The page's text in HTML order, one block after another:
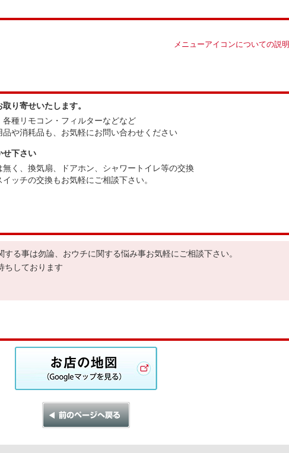
メニューアイコンについての説明
り寄せいたします。
種リモコン・フィルターなどなど
や消耗品も、お気軽にお問い合わせください
下さい
く、換気扇、ドアホン、シャワートイレ等の交換
ッチの交換もお気軽にご相談下さい。
する事は勿論、おウチに関する悩み事お気軽にご相談下さい。
ちしております